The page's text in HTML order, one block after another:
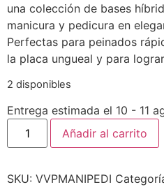
una colección de bases
manicura y pedicura en
Perfectas para peinados
la placa ungueal y para
2 disponibles
Entrega estimada el 10 - 11
Añadir al carrito
SKU: VVPMANIPEDI